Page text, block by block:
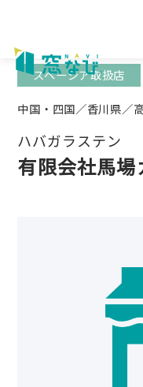
content
中国・四国／香川県／
ハバガラステン
有限会社馬場
スペーシア取扱店